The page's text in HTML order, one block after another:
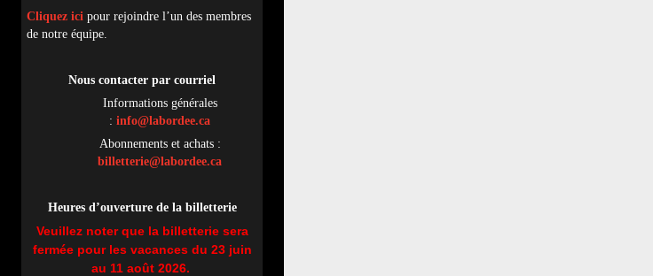
Cliquez ici pour rejoindre l’un des membres
de notre équipe.
Nous contacter par courriel
Informations générales
: info@labordee.ca
Abonnements et achats :
billetterie@labordee.ca
Heures d’ouverture de la billetterie
Veuillez noter que la billetterie sera
fermée pour les vacances du 23 juin
au 11 août 2026.